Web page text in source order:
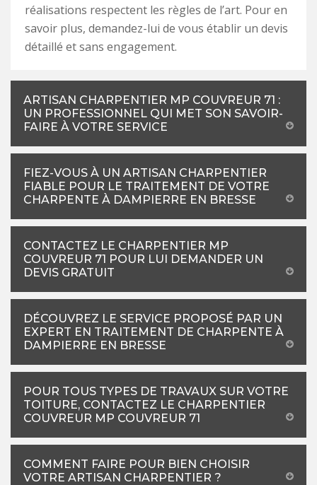
réalisations respectent les règles de l’art. Pour en
savoir plus, demandez-lui de vous établir un devis
détaillé et sans engagement.
ARTISAN CHARPENTIER MP COUVREUR 71 :
UN PROFESSIONNEL QUI MET SON SAVOIR-
FAIRE À VOTRE SERVICE
FIEZ-VOUS À UN ARTISAN CHARPENTIER
FIABLE POUR LE TRAITEMENT DE VOTRE
CHARPENTE À DAMPIERRE EN BRESSE
CONTACTEZ LE CHARPENTIER MP
COUVREUR 71 POUR LUI DEMANDER UN
DEVIS GRATUIT
DÉCOUVREZ LE SERVICE PROPOSÉ PAR UN
EXPERT EN TRAITEMENT DE CHARPENTE À
DAMPIERRE EN BRESSE
POUR TOUS TYPES DE TRAVAUX SUR VOTRE
TOITURE, CONTACTEZ LE CHARPENTIER
COUVREUR MP COUVREUR 71
COMMENT FAIRE POUR BIEN CHOISIR
VOTRE ARTISAN CHARPENTIER ?